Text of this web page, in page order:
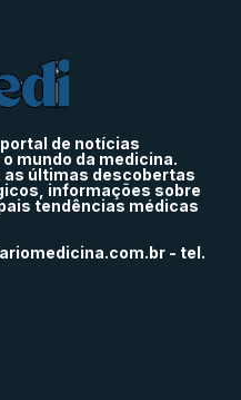
portal de notícias
mundo da medicina.
as últimas descobertas
informações sobre
tendências médicas
- tel.